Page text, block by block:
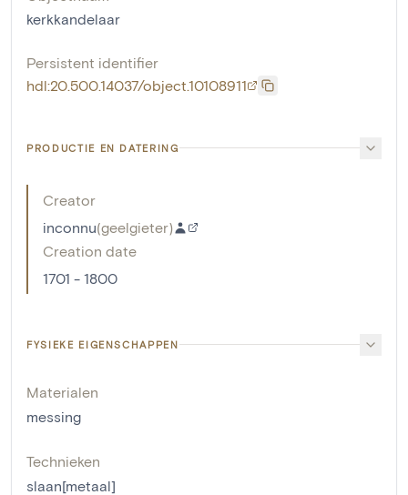
kerkkandelaar
Persistent identifier
hdl:20.500.14037/object.10108911
PRODUCTIE EN DATERING
Creator
inconnu(geelgieter)
Creation date
1701 - 1800
FYSIEKE EIGENSCHAPPEN
Materialen
messing
Technieken
slaan[metaal]